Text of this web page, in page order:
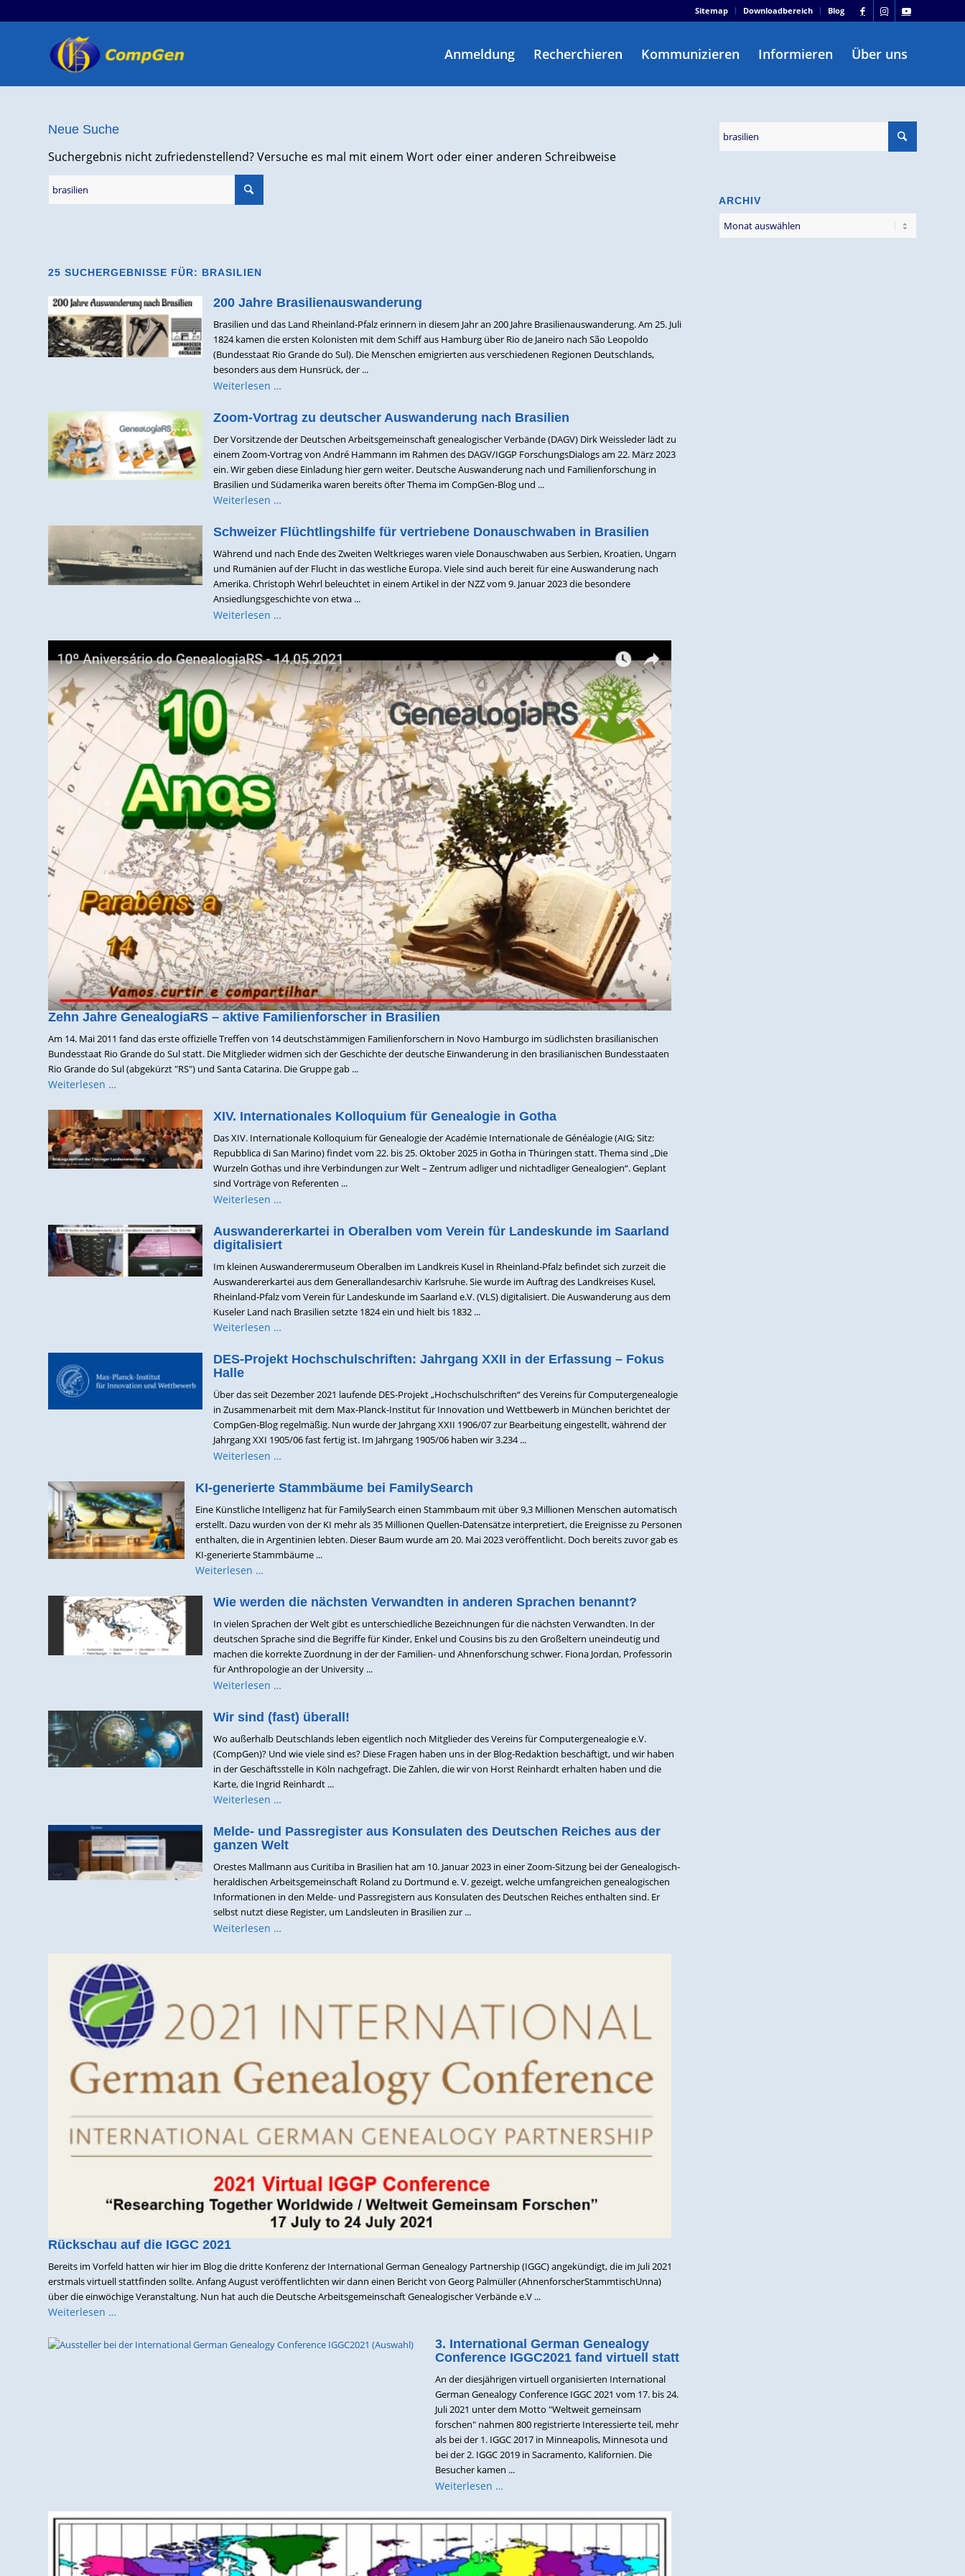
Sitemap Downloadbereich Blog
Anmeldung Recherchieren Kommunizieren Informieren Über uns
Neue Suche
Suchergebnis nicht zufriedenstellend? Versuche es mal mit einem Wort oder einer anderen Schreibweise
25 SUCHERGEBNISSE FÜR: BRASILIEN
200 Jahre Brasilienauswanderung
Brasilien und das Land Rheinland-Pfalz erinnern in diesem Jahr an 200 Jahre Brasilienauswanderung. Am 25. Juli
1824 kamen die ersten Kolonisten mit dem Schiff aus Hamburg über Rio de Janeiro nach São Leopoldo
(Bundesstaat Rio Grande do Sul). Die Menschen emigrierten aus verschiedenen Regionen Deutschlands,
besonders aus dem Hunsrück, der ...
Weiterlesen …
Zoom-Vortrag zu deutscher Auswanderung nach Brasilien
Der Vorsitzende der Deutschen Arbeitsgemeinschaft genealogischer Verbände (DAGV) Dirk Weissleder lädt zu
einem Zoom-Vortrag von André Hammann im Rahmen des DAGV/IGGP ForschungsDialogs am 22. März 2023
ein. Wir geben diese Einladung hier gern weiter. Deutsche Auswanderung nach und Familienforschung in
Brasilien und Südamerika waren bereits öfter Thema im CompGen-Blog und ...
Weiterlesen …
Schweizer Flüchtlingshilfe für vertriebene Donauschwaben in Brasilien
Während und nach Ende des Zweiten Weltkrieges waren viele Donauschwaben aus Serbien, Kroatien, Ungarn
und Rumänien auf der Flucht in das westliche Europa. Viele sind auch bereit für eine Auswanderung nach
Amerika. Christoph Wehrl beleuchtet in einem Artikel in der NZZ vom 9. Januar 2023 die besondere
Ansiedlungsgeschichte von etwa ...
Weiterlesen …
Zehn Jahre GenealogiaRS – aktive Familienforscher in Brasilien
Am 14. Mai 2011 fand das erste offizielle Treffen von 14 deutschstämmigen Familienforschern in Novo Hamburgo im südlichsten brasilianischen
Bundesstaat Rio Grande do Sul statt. Die Mitglieder widmen sich der Geschichte der deutsche Einwanderung in den brasilianischen Bundesstaaten
Rio Grande do Sul (abgekürzt "RS") und Santa Catarina. Die Gruppe gab ...
Weiterlesen …
XIV. Internationales Kolloquium für Genealogie in Gotha
Das XIV. Internationale Kolloquium für Genealogie der Académie Internationale de Généalogie (AIG; Sitz:
Repubblica di San Marino) findet vom 22. bis 25. Oktober 2025 in Gotha in Thüringen statt. Thema sind „Die
Wurzeln Gothas und ihre Verbindungen zur Welt – Zentrum adliger und nichtadliger Genealogien“. Geplant
sind Vorträge von Referenten ...
Weiterlesen …
Auswandererkartei in Oberalben vom Verein für Landeskunde im Saarland
digitalisiert
Im kleinen Auswanderermuseum Oberalben im Landkreis Kusel in Rheinland-Pfalz befindet sich zurzeit die
Auswandererkartei aus dem Generallandesarchiv Karlsruhe. Sie wurde im Auftrag des Landkreises Kusel,
Rheinland-Pfalz vom Verein für Landeskunde im Saarland e.V. (VLS) digitalisiert. Die Auswanderung aus dem
Kuseler Land nach Brasilien setzte 1824 ein und hielt bis 1832 ...
Weiterlesen …
DES-Projekt Hochschulschriften: Jahrgang XXII in der Erfassung – Fokus
Halle
Über das seit Dezember 2021 laufende DES-Projekt „Hochschulschriften“ des Vereins für Computergenealogie
in Zusammenarbeit mit dem Max-Planck-Institut für Innovation und Wettbewerb in München berichtet der
CompGen-Blog regelmäßig. Nun wurde der Jahrgang XXII 1906/07 zur Bearbeitung eingestellt, während der
Jahrgang XXI 1905/06 fast fertig ist. Im Jahrgang 1905/06 haben wir 3.234 ...
Weiterlesen …
KI-generierte Stammbäume bei FamilySearch
Eine Künstliche Intelligenz hat für FamilySearch einen Stammbaum mit über 9,3 Millionen Menschen automatisch
erstellt. Dazu wurden von der KI mehr als 35 Millionen Quellen-Datensätze interpretiert, die Ereignisse zu Personen
enthalten, die in Argentinien lebten. Dieser Baum wurde am 20. Mai 2023 veröffentlicht. Doch bereits zuvor gab es
KI-generierte Stammbäume ...
Weiterlesen …
Wie werden die nächsten Verwandten in anderen Sprachen benannt?
In vielen Sprachen der Welt gibt es unterschiedliche Bezeichnungen für die nächsten Verwandten. In der
deutschen Sprache sind die Begriffe für Kinder, Enkel und Cousins bis zu den Großeltern uneindeutig und
machen die korrekte Zuordnung in der der Familien- und Ahnenforschung schwer. Fiona Jordan, Professorin
für Anthropologie an der University ...
Weiterlesen …
Wir sind (fast) überall!
Wo außerhalb Deutschlands leben eigentlich noch Mitglieder des Vereins für Computergenealogie e.V.
(CompGen)? Und wie viele sind es? Diese Fragen haben uns in der Blog-Redaktion beschäftigt, und wir haben
in der Geschäftsstelle in Köln nachgefragt. Die Zahlen, die wir von Horst Reinhardt erhalten haben und die
Karte, die Ingrid Reinhardt ...
Weiterlesen …
Melde- und Passregister aus Konsulaten des Deutschen Reiches aus der
ganzen Welt
Orestes Mallmann aus Curitiba in Brasilien hat am 10. Januar 2023 in einer Zoom-Sitzung bei der Genealogisch-
heraldischen Arbeitsgemeinschaft Roland zu Dortmund e. V. gezeigt, welche umfangreichen genealogischen
Informationen in den Melde- und Passregistern aus Konsulaten des Deutschen Reiches enthalten sind. Er
selbst nutzt diese Register, um Landsleuten in Brasilien zur ...
Weiterlesen …
Rückschau auf die IGGC 2021
Bereits im Vorfeld hatten wir hier im Blog die dritte Konferenz der International German Genealogy Partnership (IGGC) angekündigt, die im Juli 2021
erstmals virtuell stattfinden sollte. Anfang August veröffentlichten wir dann einen Bericht von Georg Palmüller (AhnenforscherStammtischUnna)
über die einwöchige Veranstaltung. Nun hat auch die Deutsche Arbeitsgemeinschaft Genealogischer Verbände e.V ...
Weiterlesen …
3. International German Genealogy
Conference IGGC2021 fand virtuell statt
An der diesjährigen virtuell organisierten International
German Genealogy Conference IGGC 2021 vom 17. bis 24.
Juli 2021 unter dem Motto "Weltweit gemeinsam
forschen" nahmen 800 registrierte Interessierte teil, mehr
als bei der 1. IGGC 2017 in Minneapolis, Minnesota und
bei der 2. IGGC 2019 in Sacramento, Kalifornien. Die
Besucher kamen ...
Weiterlesen …
ARCHIV